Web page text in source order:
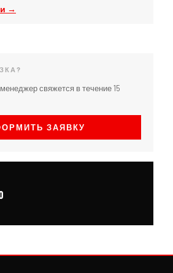
→
свяжется в течение 15
ЗАЯВКУ